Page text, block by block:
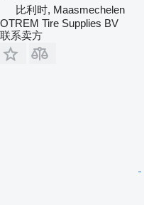
比利时, Maasmechelen
OTREM Tire Supplies BV
联系卖方